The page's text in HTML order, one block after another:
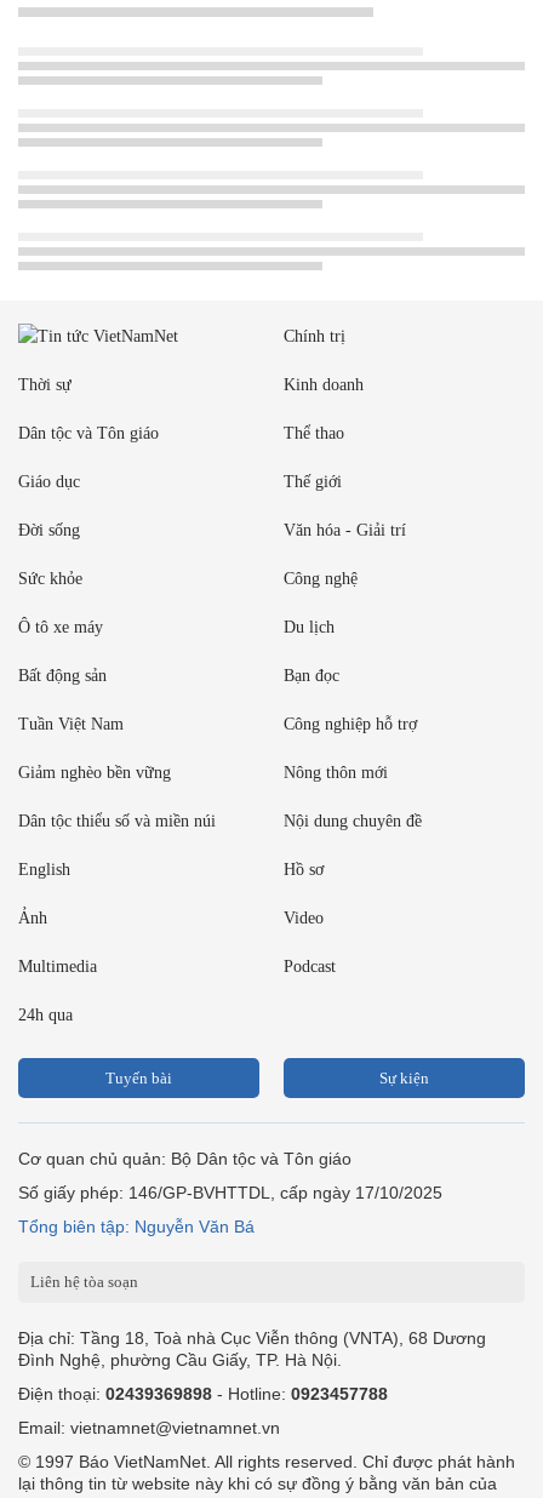
Chính trị
Thời sự Kinh doanh
Dân tộc và Tôn giáo Thể thao
Giáo dục Thế giới
Đời sống Văn hóa - Giải trí
Sức khỏe Công nghệ
Ô tô xe máy Du lịch
Bất động sản Bạn đọc
Tuần Việt Nam Công nghiệp hỗ trợ
Giảm nghèo bền vững Nông thôn mới
Dân tộc thiểu số và miền núi Nội dung chuyên đề
English Hồ sơ
Ảnh Video
Multimedia Podcast
24h qua
Tuyến bài Sự kiện
Cơ quan chủ quản: Bộ Dân tộc và Tôn giáo
Số giấy phép: 146/GP-BVHTTDL, cấp ngày 17/10/2025
Tổng biên tập: Nguyễn Văn Bá
Liên hệ tòa soạn
Địa chỉ: Tầng 18, Toà nhà Cục Viễn thông (VNTA), 68 Dương
Đình Nghệ, phường Cầu Giấy, TP. Hà Nội.
Điện thoại: 02439369898 - Hotline: 0923457788
Email: vietnamnet@vietnamnet.vn
© 1997 Báo VietNamNet. All rights reserved. Chỉ được phát hành
lại thông tin từ website này khi có sự đồng ý bằng văn bản của